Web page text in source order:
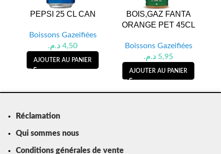
PEPSI 25 CL CAN
Boissons Gazeifiées
4,50 د.م.
AJOUTER AU PANIER
BOIS,GAZ FANTA
ORANGE PET 45CL
Boissons Gazeifiées
5,95 د.م.
AJOUTER AU PANIER
Réclamation
Qui sommes nous
Conditions générales de vente